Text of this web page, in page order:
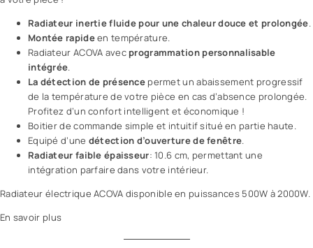
Radiateur inertie fluide pour une chaleur douce et prolongée.
Montée rapideen température.
Radiateur ACOVA avec programmation personnalisable
intégrée.
La détection de présence permet un abaissement progressif
de la température de votre pièce en cas d’absence prolongée.
Profitez d’un confort intelligent et économique !
Boitier de commande simple et intuitif situé en partie haute.
Equipé d’une détection d’ouverture de fenêtre.
Radiateur faible épaisseur: 10.6 cm, permettant une
intégration parfaire dans votre intérieur.
Radiateur électrique ACOVA disponible en puissances 500W à 2000W.
En savoir plus